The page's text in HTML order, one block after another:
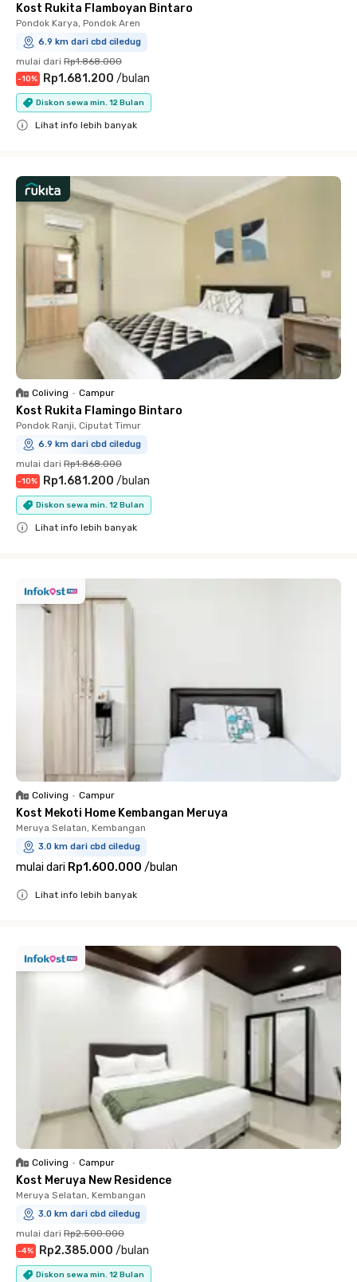
Kost Rukita Flamboyan Bintaro
Pondok Karya, Pondok Aren
6.9 km dari cbd ciledug
mulai dari Rp1.868.000
-10% Rp1.681.200 /bulan
Diskon sewa min. 12 Bulan
Lihat info lebih banyak
Coliving • Campur
Kost Rukita Flamingo Bintaro
Pondok Ranji, Ciputat Timur
6.9 km dari cbd ciledug
mulai dari Rp1.868.000
-10% Rp1.681.200 /bulan
Diskon sewa min. 12 Bulan
Lihat info lebih banyak
Coliving • Campur
Kost Mekoti Home Kembangan Meruya
Meruya Selatan, Kembangan
3.0 km dari cbd ciledug
mulai dari Rp1.600.000 /bulan
Lihat info lebih banyak
Coliving • Campur
Kost Meruya New Residence
Meruya Selatan, Kembangan
3.0 km dari cbd ciledug
mulai dari Rp2.500.000
-4% Rp2.385.000 /bulan
Diskon sewa min. 12 Bulan